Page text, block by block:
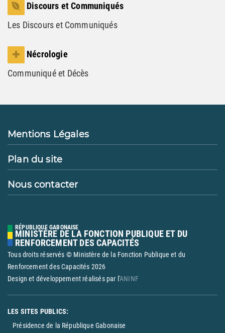
Discours et Communiqués
Les Discours et Communiqués
Nécrologie
Communiqué et Décès
Mentions Légales
Plan du site
Nous contacter
RÉPUBLIQUE GABONAISE
MINISTÈRE DE LA FONCTION PUBLIQUE ET DU
RENFORCEMENT DES CAPACITÉS
Tous droits réservés © Ministère de la Fonction Publique et du
Renforcement des Capacités 2026
Design et développement réalisés par l'ANINF
LES SITES PUBLICS:
Présidence de la République Gabonaise